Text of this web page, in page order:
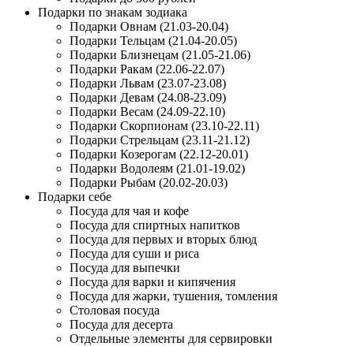
Подарки по знакам зодиака
Подарки Овнам (21.03-20.04)
Подарки Тельцам (21.04-20.05)
Подарки Близнецам (21.05-21.06)
Подарки Ракам (22.06-22.07)
Подарки Львам (23.07-23.08)
Подарки Девам (24.08-23.09)
Подарки Весам (24.09-22.10)
Подарки Скорпионам (23.10-22.11)
Подарки Стрельцам (23.11-21.12)
Подарки Козерогам (22.12-20.01)
Подарки Водолеям (21.01-19.02)
Подарки Рыбам (20.02-20.03)
Подарки себе
Посуда для чая и кофе
Посуда для спиртных напитков
Посуда для первых и вторых блюд
Посуда для суши и риса
Посуда для выпечки
Посуда для варки и кипячения
Посуда для жарки, тушения, томления
Столовая посуда
Посуда для десерта
Отдельные элементы для сервировки